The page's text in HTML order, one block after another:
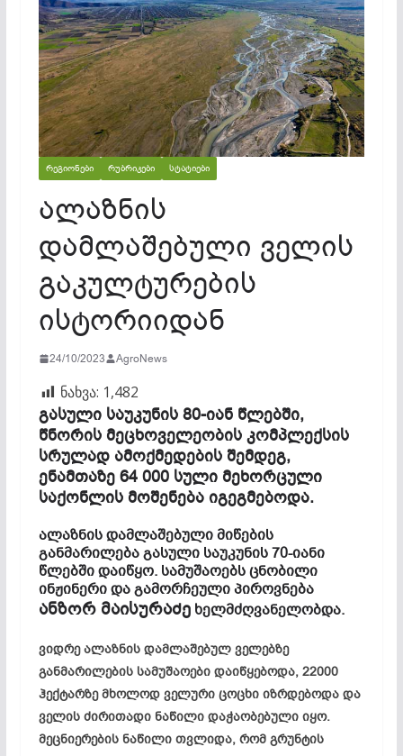
ᲠᲔᲒᲘᲝᲜᲔᲑᲘ ᲠᲣᲑᲠᲘᲙᲔᲑᲘ ᲡᲢᲐᲢᲘᲔᲑᲘ
ალაზნის
დამლაშებული ველის
გაკულტურების
ისტორიიდან
24/10/2023 AgroNews
ნახვა: 1,482
გასული საუკუნის 80-იან წლებში,
წნორის მეცხოველეობის კომპლექსის
სრულად ამოქმედების შემდეგ,
ენამთაზე 64 000 სული მეხორცული
საქონლის მოშენება იგეგმებოდა.
ალაზნის დამლაშებული მიწების
განმარილება გასული საუკუნის 70-იანი
წლებში დაიწყო. სამუშაოებს ცნობილი
ინჟინერი და გამორჩეული პიროვნება
ანზორ მაისურაძეხელმძღვანელობდა.
ვიდრე ალაზნის დამლაშებულ ველებზე
განმარილების სამუშაოები დაიწყებოდა, 22000
ჰექტარზე მხოლოდ ველური ცოცხი იზრდებოდა და
ველის ძირითადი ნაწილი დაჭაობებული იყო.
მეცნიერების ნაწილი თვლიდა, რომ გრუნტის